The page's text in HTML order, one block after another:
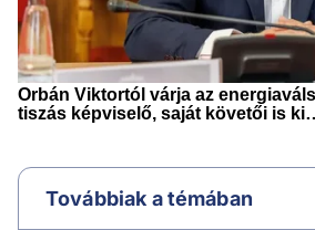
Továbbiak a témában